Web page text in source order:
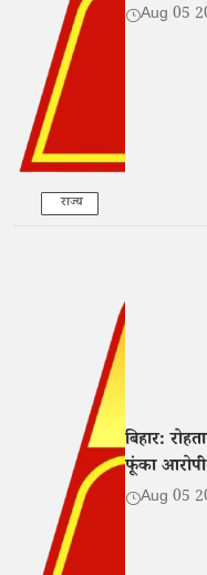
राज्य
Aug 05
बिहार:
फूंका
Aug 05